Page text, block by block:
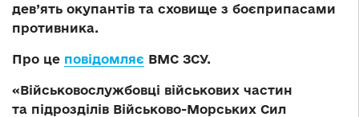
дев’ять окупантів та сховище з боєприпасами
противника.
Про це повідомляє ВМС ЗСУ.
«Військовослужбовці військових частин
та підрозділів Військово-Морських Сил